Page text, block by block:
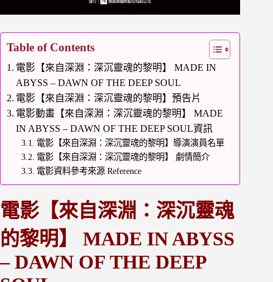
Table of Contents
電影【來自深淵：深沉靈魂的黎明】 MADE IN
ABYSS – DAWN OF THE DEEP SOUL
電影【來自深淵：深沉靈魂的黎明】預告片
電影動畫【來自深淵：深沉靈魂的黎明】 MADE
IN ABYSS – DAWN OF THE DEEP SOUL資訊
電影【來自深淵：深沉靈魂的黎明】導演演員名單
電影【來自深淵：深沉靈魂的黎明】 劇情簡介
電影資料參考來源 Reference
電影【來自深淵：深沉靈魂
的黎明】 MADE IN ABYSS
– DAWN OF THE DEEP